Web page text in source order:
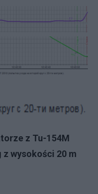
z Tu-154M
wysokości 20 m